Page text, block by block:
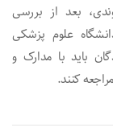
بعد از بررسی
علوم پزشکی
باید با مدارک و
کنند.